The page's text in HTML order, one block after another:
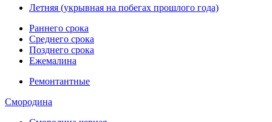
Летняя (укрывная на побегах прошлого года)
Раннего срока
Среднего срока
Позднего срока
Ежемалина
Ремонтантные
Смородина